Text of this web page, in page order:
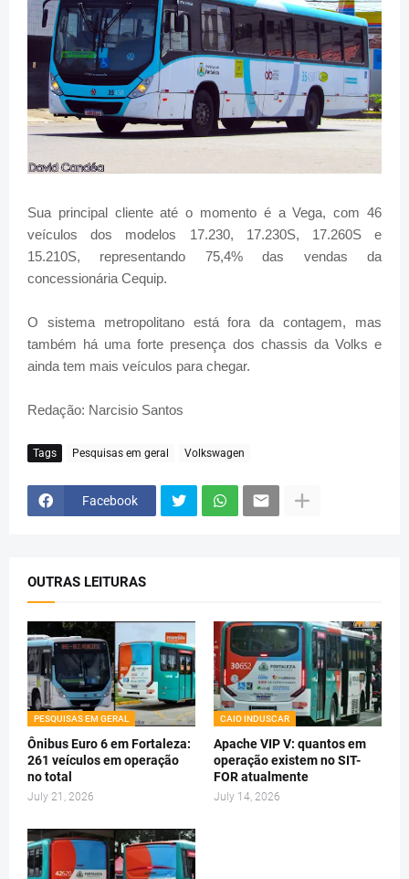
Sua principal cliente até o momento é a Vega, com 46
veículos dos modelos 17.230, 17.230S, 17.260S e
15.210S, representando 75,4% das vendas da
concessionária Cequip.
O sistema metropolitano está fora da contagem, mas
também há uma forte presença dos chassis da Volks e
ainda tem mais veículos para chegar.
Redação: Narcisio Santos
Tags Pesquisas em geral Volkswagen
Facebook
OUTRAS LEITURAS
PESQUISAS EM GERAL
Ônibus Euro 6 em Fortaleza:
261 veículos em operação
no total
July 21, 2026
CAIO INDUSCAR
Apache VIP V: quantos em
operação existem no SIT-
FOR atualmente
July 14, 2026